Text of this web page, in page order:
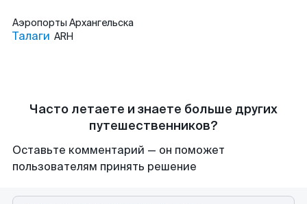
Аэропорты Архангельска
Талаги ARH
Часто летаете и знаете больше других
путешественников?
Оставьте комментарий — он поможет
пользователям принять решение